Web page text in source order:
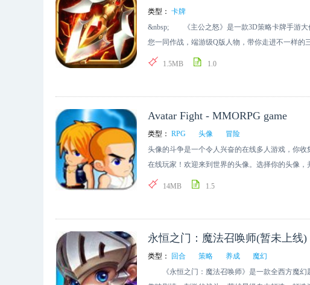
类型： 卡牌
&nbsp; 《主公之怒》是一款3D策略卡牌手游大
您一同作战，端游级Q版人物，带你走进不一样的
创建鼎盛霸业，实现你的帝王梦!
1.5MB 1.0
Avatar Fight - MMORPG game
类型： RPG 头像
冒险
头像的斗争是一个令人兴奋的在线多人游戏，你
在线玩家！欢迎来到世界的头像。选择你的头像，
挑战其他玩家，争取荣誉。完成任务，打败老板
的武器和物品 - 争取荣誉，炫耀你的荣誉墙 - 全球领
14MB 1.5
永恒之门：魔法召唤师(暂未上线)
类型： 回合 策略 养成
魔幻
《永恒之门：魔法召唤师》是一款全西方魔幻